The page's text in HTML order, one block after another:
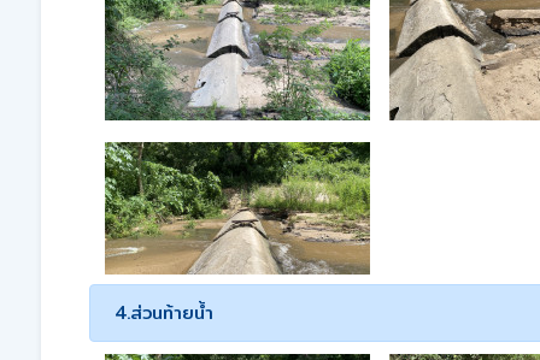
4.ส่วนท้ายน้ำ